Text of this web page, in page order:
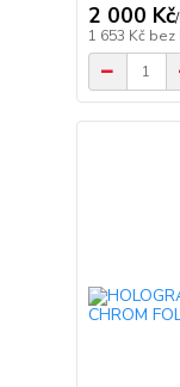
2 000 Kč/
1 653 Kč bez